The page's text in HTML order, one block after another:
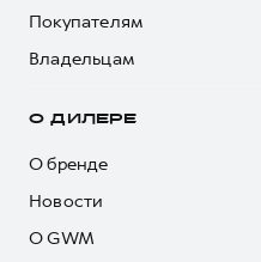
Покупателям
Владельцам
О ДИЛЕРЕ
О бренде
Новости
О GWM